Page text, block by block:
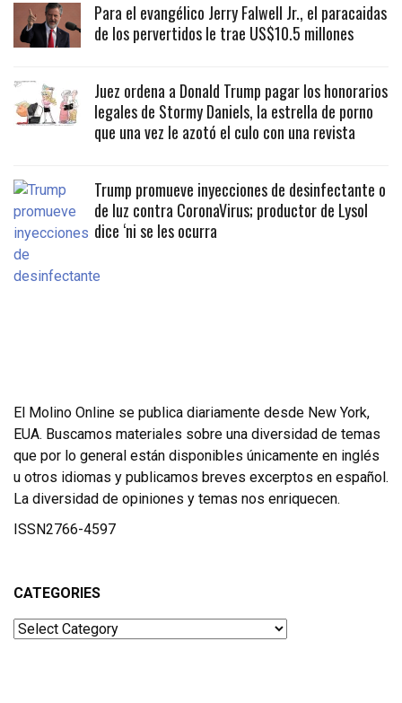
Para el evangélico Jerry Falwell Jr., el paracaidas
de los pervertidos le trae US$10.5 millones
Juez ordena a Donald Trump pagar los honorarios
legales de Stormy Daniels, la estrella de porno
que una vez le azotó el culo con una revista
Trump promueve inyecciones de desinfectante o
de luz contra CoronaVirus; productor de Lysol
dice ‘ni se les ocurra
El Molino Online se publica diariamente desde New York,
EUA. Buscamos materiales sobre una diversidad de temas
que por lo general están disponibles únicamente en inglés
u otros idiomas y publicamos breves excerptos en español.
La diversidad de opiniones y temas nos enriquecen.
ISSN2766-4597
CATEGORIES
Categories